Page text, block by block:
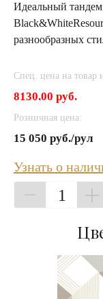
Идеальный
разнообразных
Спец. цена на товар
8130.00 руб.
Розничная цена:
15 050 руб./рул
Узнать о
1